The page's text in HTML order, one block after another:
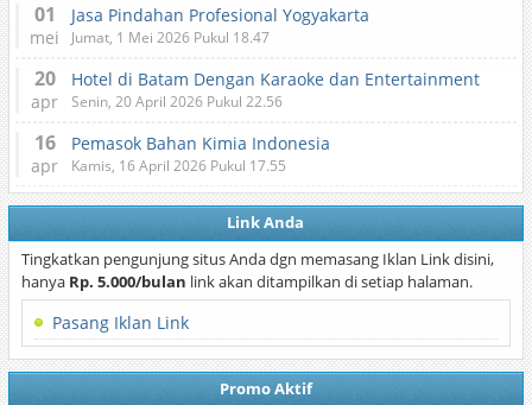
01
mei
Jasa Pindahan Profesional Yogyakarta
Jumat, 1 Mei 2026 Pukul 18.47
20
apr
Hotel di Batam Dengan Karaoke dan Entertainment
Senin, 20 April 2026 Pukul 22.56
16
apr
Pemasok Bahan Kimia Indonesia
Kamis, 16 April 2026 Pukul 17.55
Link Anda
Tingkatkan pengunjung situs Anda dgn memasang Iklan Link disini,
hanya Rp. 5.000/bulan link akan ditampilkan di setiap halaman.
Pasang Iklan Link
Promo Aktif